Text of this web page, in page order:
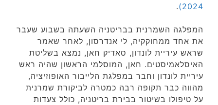
2024)
.
המפלגה השמרנית בבריטניה השעתה בשבוע שעבר
את אחד ממחוקקיה, לי אנדרסון, לאחר שאמר
שראש עיריית לונדון, סאדיק חאן, נמצא בשליטת
האיסלאמיסטים. חאן, המוסלמי הראשון שהיה ראש
עיריית לונדון וחבר במפלגת הלייבור האופוזיציה,
מהווה כבר תקופה רבה כמטרה לביקורת שמרנית
על טיפולו בשיטור בבירת בריטניה, כולל צעדות